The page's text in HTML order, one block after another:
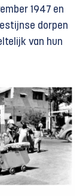
1947 en
dorpen
van hun